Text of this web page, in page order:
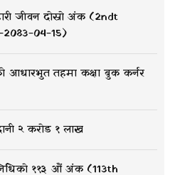
जीवन दोस्रो अंक (2ndt
04-15)
आधारभुत तहमा कक्षा बुक कर्नर
२ करोड १ लाख
११३ औं अंक (113th